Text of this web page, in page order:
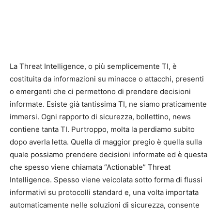
La Threat Intelligence, o più semplicemente TI, è
costituita da informazioni su minacce o attacchi, presenti
o emergenti che ci permettono di prendere decisioni
informate. Esiste già tantissima TI, ne siamo praticamente
immersi. Ogni rapporto di sicurezza, bollettino, news
contiene tanta TI. Purtroppo, molta la perdiamo subito
dopo averla letta. Quella di maggior pregio è quella sulla
quale possiamo prendere decisioni informate ed è questa
che spesso viene chiamata “Actionable” Threat
Intelligence. Spesso viene veicolata sotto forma di flussi
informativi su protocolli standard e, una volta importata
automaticamente nelle soluzioni di sicurezza, consente